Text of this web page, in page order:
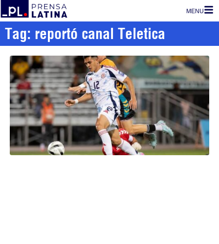
MENU
Tag: reportó canal Teletica